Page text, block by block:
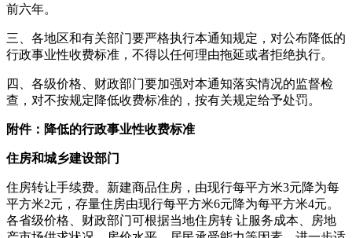
前六年。
三、各地区和有关部门要严格执行本通知规定，对公布降低的
行政事业性收费标准，不得以任何理由拖延或者拒绝执行。
四、各级价格、财政部门要加强对本通知落实情况的监督检
查，对不按规定降低收费标准的，按有关规定给予处罚。
附件：降低的行政事业性收费标准
住房和城乡建设部门
住房转让手续费。新建商品住房，由现行每平方米3元降为每
平方米2元，存量住房由现行每平方米6元降为每平方米4元。
各省级价格、财政部门可根据当地住房转 让服务成本、房地